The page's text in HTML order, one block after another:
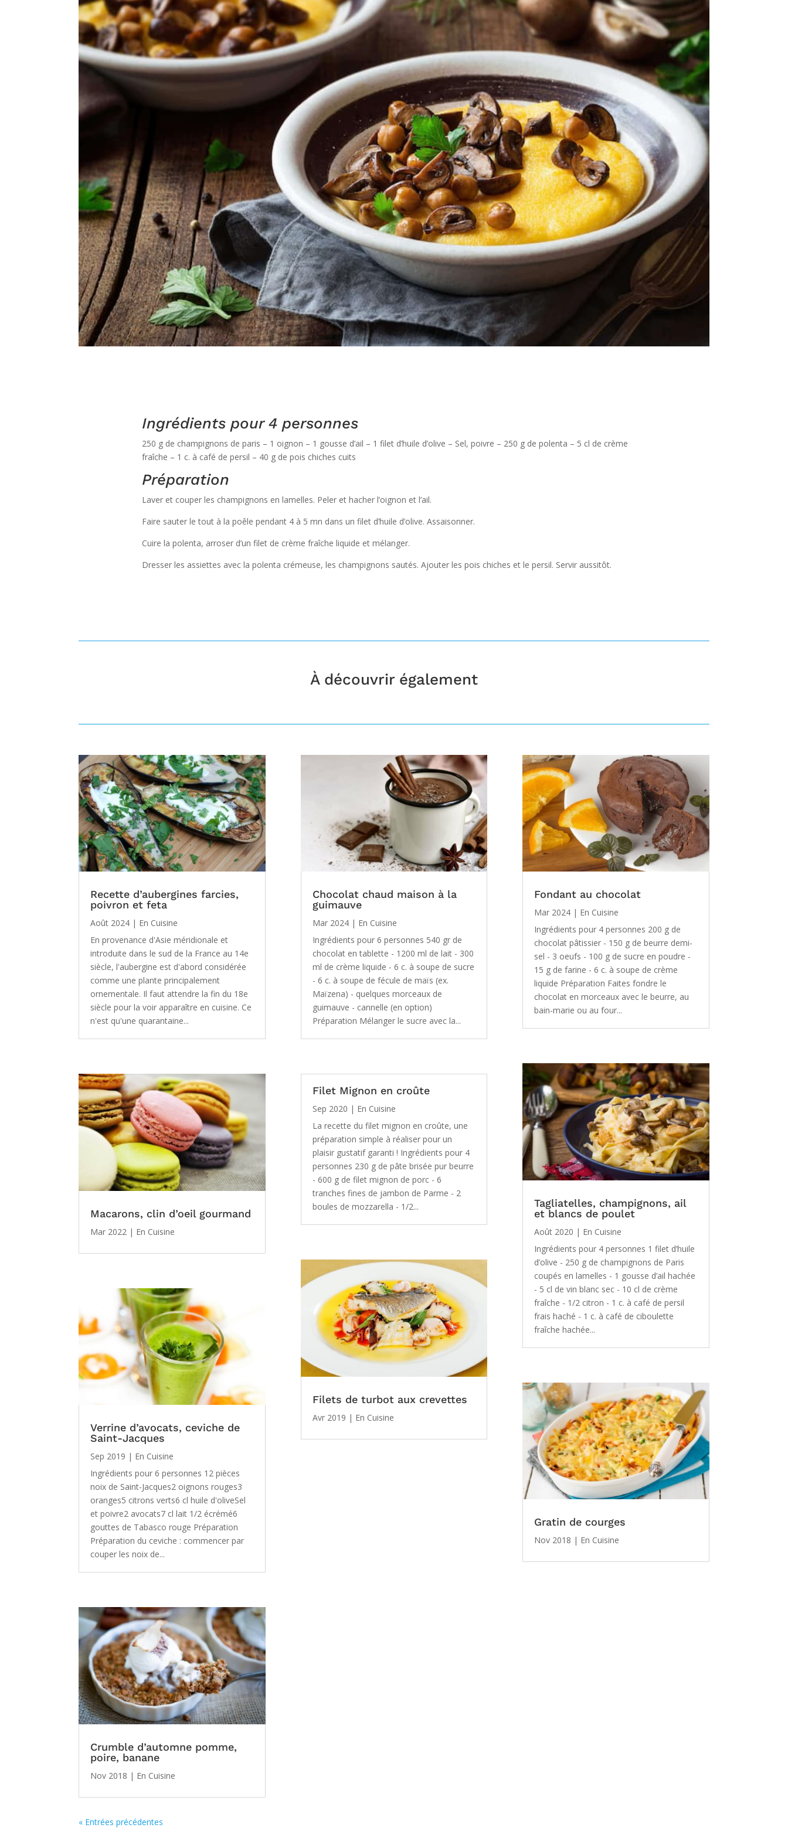
Ingrédientspour 4 personnes
250 g de champignons de paris – 1 oignon – 1 gousse d’ail – 1 filet d’huile d’olive – Sel, poivre – 250 g de polenta – 5 cl de crème
fraîche – 1 c. à café de persil – 40 g de pois chiches cuits
Préparation
Laver et couper les champignons en lamelles. Peler et hacher l’oignon et l’ail.
Faire sauter le tout à la poêle pendant 4 à 5 mn dans un filet d’huile d’olive. Assaisonner.
Cuire la polenta, arroser d’un filet de crème fraîche liquide et mélanger.
Dresser les assiettes avec la polenta crémeuse, les champignons sautés. Ajouter les pois chiches et le persil. Servir aussitôt.
À découvrir également
Recette d’aubergines farcies,
poivron et feta
Août 2024 | En Cuisine
En provenance d'Asie méridionale et
introduite dans le sud de la France au 14e
siècle, l'aubergine est d'abord considérée
comme une plante principalement
ornementale. Il faut attendre la fin du 18e
siècle pour la voir apparaître en cuisine. Ce
n'est qu'une quarantaine...
Macarons, clin d’oeil gourmand
Mar 2022 | En Cuisine
Verrine d’avocats, ceviche de
Saint-Jacques
Sep 2019 | En Cuisine
Ingrédients pour 6 personnes 12 pièces
noix de Saint-Jacques2 oignons rouges3
oranges5 citrons verts6 cl huile d'oliveSel
et poivre2 avocats7 cl lait 1/2 écrémé6
gouttes de Tabasco rouge Préparation
Préparation du ceviche : commencer par
couper les noix de...
Crumble d’automne pomme,
poire, banane
Nov 2018 | En Cuisine
Chocolat chaud maison à la
guimauve
Mar 2024| En Cuisine
Ingrédients pour 6 personnes 540 gr de
chocolat en tablette - 1200 ml de lait - 300
ml de crème liquide - 6 c. à soupe de sucre
- 6 c. à soupe de fécule de maïs (ex.
Maïzena) - quelques morceaux de
guimauve - cannelle (en option)
Préparation Mélanger le sucre avec la...
Filet Mignon en croûte
Sep 2020 | En Cuisine
La recette du filet mignon en croûte, une
préparation simple à réaliser pour un
plaisir gustatif garanti ! Ingrédients pour 4
personnes 230 g de pâte brisée pur beurre
- 600 g de filet mignon de porc - 6
tranches fines de jambon de Parme - 2
boules de mozzarella - 1/2...
Filets de turbot aux crevettes
Avr 2019 | En Cuisine
Fondant au chocolat
Mar 2024| En Cuisine
Ingrédients pour 4 personnes 200 g de
chocolat pâtissier - 150 g de beurre demi-
sel - 3 oeufs - 100 g de sucre en poudre -
15 g de farine - 6 c. à soupe de crème
liquide Préparation Faites fondre le
chocolat en morceaux avec le beurre, au
bain-marie ou au four...
Tagliatelles, champignons, ail
et blancs de poulet
Août 2020 | En Cuisine
Ingrédients pour 4 personnes 1 filet d’huile
d’olive - 250 g de champignons de Paris
coupés en lamelles - 1 gousse d’ail hachée
- 5 cl de vin blanc sec - 10 cl de crème
fraîche - 1/2 citron - 1 c. à café de persil
frais haché - 1 c. à café de ciboulette
fraîche hachée...
Gratin de courges
Nov 2018 | En Cuisine
« Entrées précédentes